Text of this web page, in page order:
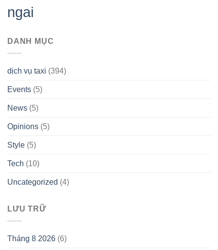
ngai
DANH MỤC
dịch vụ taxi (394)
Events (5)
News (5)
Opinions (5)
Style (5)
Tech (10)
Uncategorized (4)
LƯU TRỮ
Tháng 8 2026 (6)